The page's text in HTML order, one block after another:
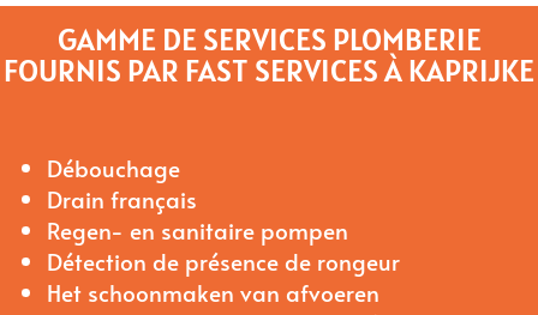
GAMME DE SERVICES PLOMBERIE
FOURNIS PAR FAST SERVICES À KAPRIJKE
Débouchage
Drain français
Regen- en sanitaire pompen
Détection de présence de rongeur
Het schoonmaken van afvoeren